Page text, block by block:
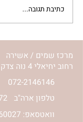
נורית אילון
את חני
בשיח נשי
כתיבת תגובה...
מרכז שמים / אשירה
רחוב יחיאלי 4 נוה צדק תל אביב
072-2146146
טלפון ארה"ב
וואטסאפ: 052-5260027